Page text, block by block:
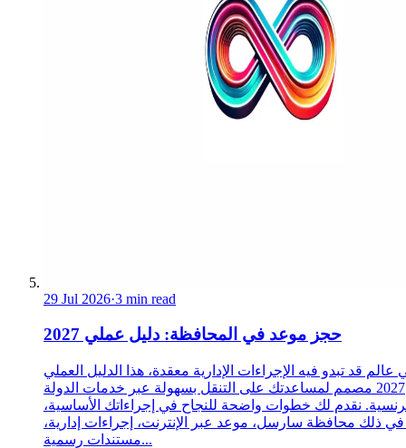
29 Jul 2026·3 min read
حجز موعد في المحافظة: دليل عملي 2027
عالم قد تبدو فيه الإجراءات الإدارية معقدة، هذا الدليل العملي
2027 مصمم لمساعدتك على التنقل بسهولة عبر خدمات الدولة
نقدم لك خطوات واضحة للنجاح في إجراءاتك الأساسية،
في ذلك محافظة سارسل، موعد عبر الإنترنت، إجراءات إدارية،
مستندات رسمية...